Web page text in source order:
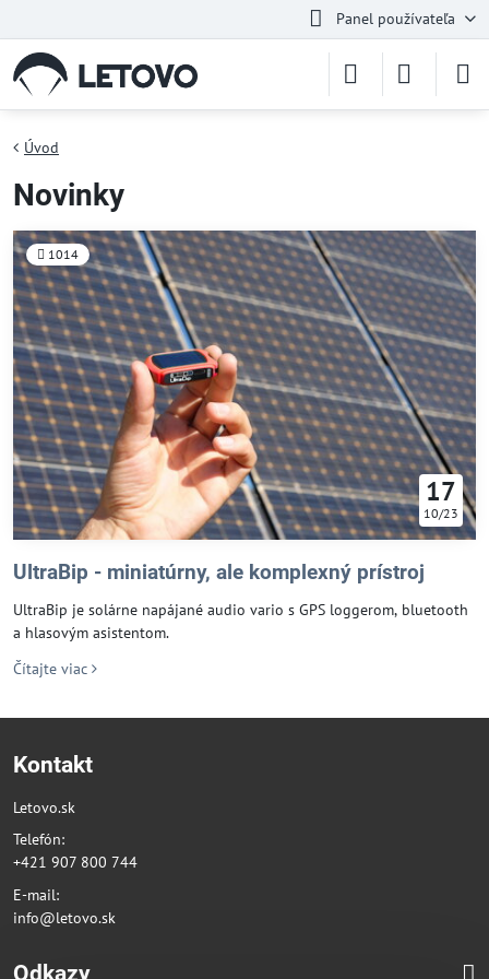
Panel používateľa
Úvod
Novinky
1014
17
10/23
UltraBip - miniatúrny, ale komplexný prístroj
UltraBip je solárne napájané audio vario s GPS loggerom, bluetooth
a hlasovým asistentom.
Čítajte viac
Kontakt
Letovo.sk
Telefón:
+421 907 800 744
E-mail:
info@letovo.sk
Odkazy